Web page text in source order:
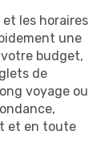
et les horaires
une
budget,
de
voyage ou
et en toute